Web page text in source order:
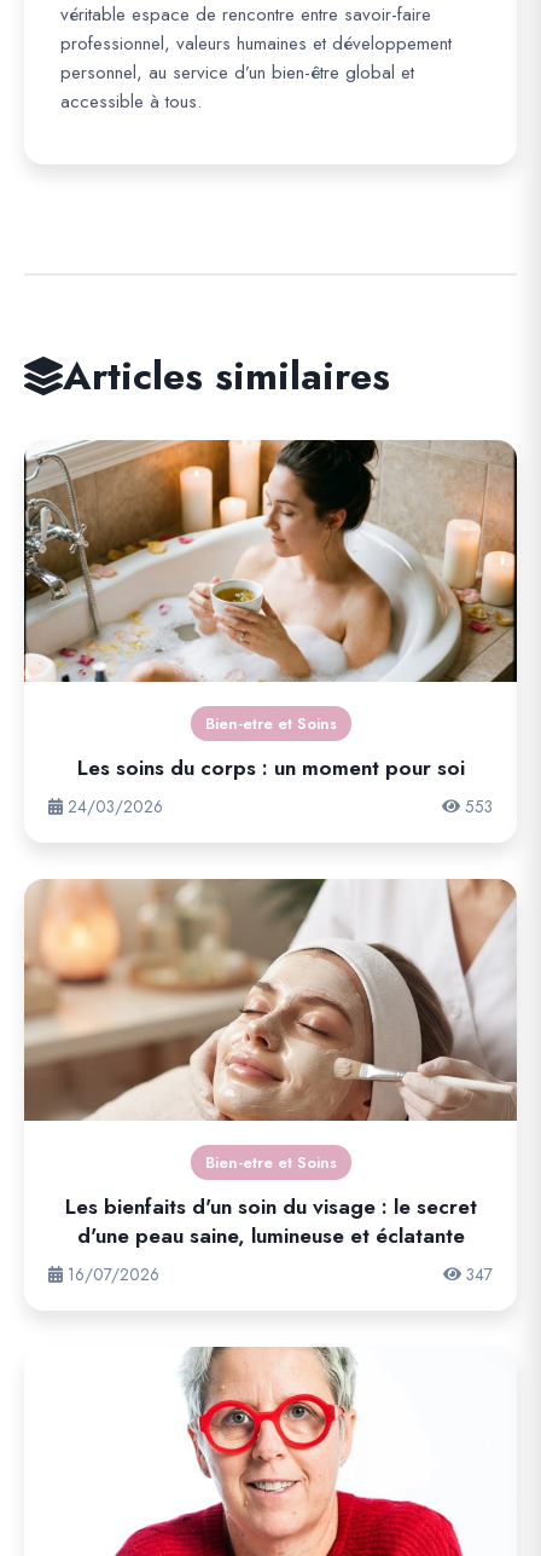
véritable espace de rencontre entre savoir-faire
professionnel, valeurs humaines et développement
personnel, au service d’un bien-être global et
accessible à tous.
Articles similaires
Bien-etre et Soins
Les soins du corps : un moment pour soi
24/03/2026 553
Bien-etre et Soins
Les bienfaits d'un soin du visage : le secret
d'une peau saine, lumineuse et éclatante
16/07/2026 347